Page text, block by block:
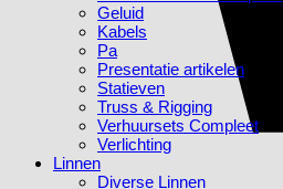
Geluid
Kabels
Pa
Presentatie artikelen
Statieven
Truss & Rigging
Verhuursets Compleet
Verlichting
Linnen
Diverse Linnen